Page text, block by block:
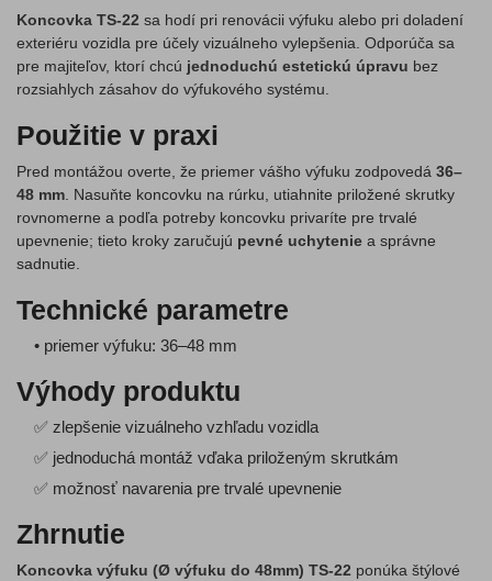
Koncovka TS-22 sa hodí pri renovácii výfuku alebo pri doladení
exteriéru vozidla pre účely vizuálneho vylepšenia. Odporúča sa
pre majiteľov, ktorí chcú jednoduchú estetickú úpravu bez
rozsiahlych zásahov do výfukového systému.
Použitie v praxi
Pred montážou overte, že priemer vášho výfuku zodpovedá 36–
48 mm . Nasuňte koncovku na rúrku, utiahnite priložené skrutky
rovnomerne a podľa potreby koncovku privaríte pre trvalé
upevnenie; tieto kroky zaručujú pevné uchytenie a správne
sadnutie.
Technické parametre
• priemer výfuku: 36–48 mm
Výhody produktu
✅ zlepšenie vizuálneho vzhľadu vozidla
✅ jednoduchá montáž vďaka priloženým skrutkám
✅ možnosť navarenia pre trvalé upevnenie
Zhrnutie
Koncovka výfuku (Ø výfuku do 48mm) TS-22 ponúka štýlové